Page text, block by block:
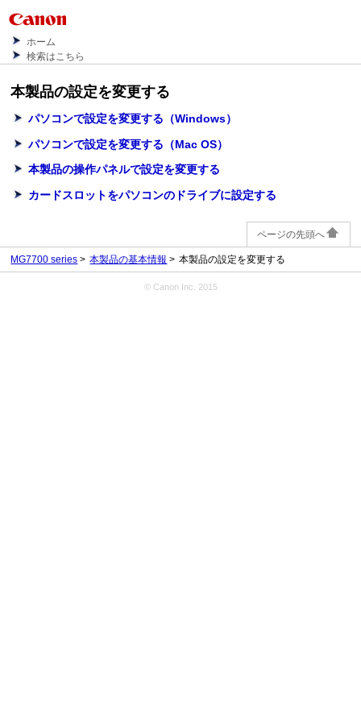
ホーム
検索はこちら
本製品の設定を変更する
パソコンで設定を変更する （Windows）
パソコンで設定を変更する （Mac OS）
本製品の操作パネルで設定を変更する
カードスロットをパソコンのドライブに設定する
ページの先頭へ
MG7700 series 本製品の基本情報 本製品の設定を変更する
© Canon Inc. 2015